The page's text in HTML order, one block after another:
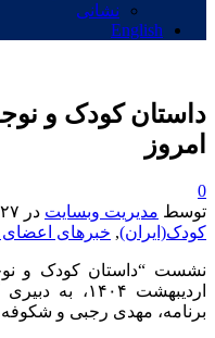
نشانی
English
داستان کودک و
امروز
0
توسط مدیریت وبسایت در ۲۷ اردیبهشت, ۱۴۰۴
کودک(ایران), خبرهای اعضای
اردیبهشت
برنامه، مهدی رجبی و